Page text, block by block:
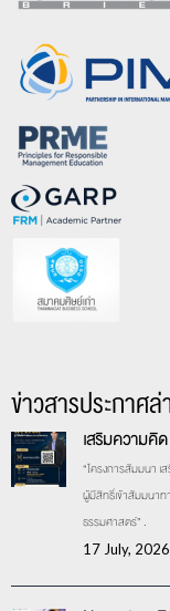
ข่าวสารประกาศ
เสริมความคิ
“โครงการสัมมนา
ผู้มีสิทธิ์เข้าสัมมนา
ธรรมศาสตร์” .
17 July, 2026